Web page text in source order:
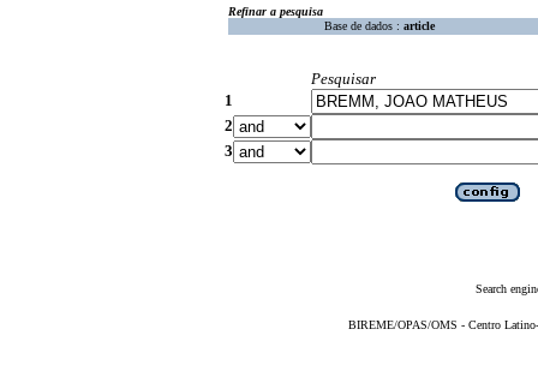
Refinar a pesquisa
Base de dados : article
Pesquisar
1
2
3
Search
BIREME/OPAS/OMS - Centro Latino-